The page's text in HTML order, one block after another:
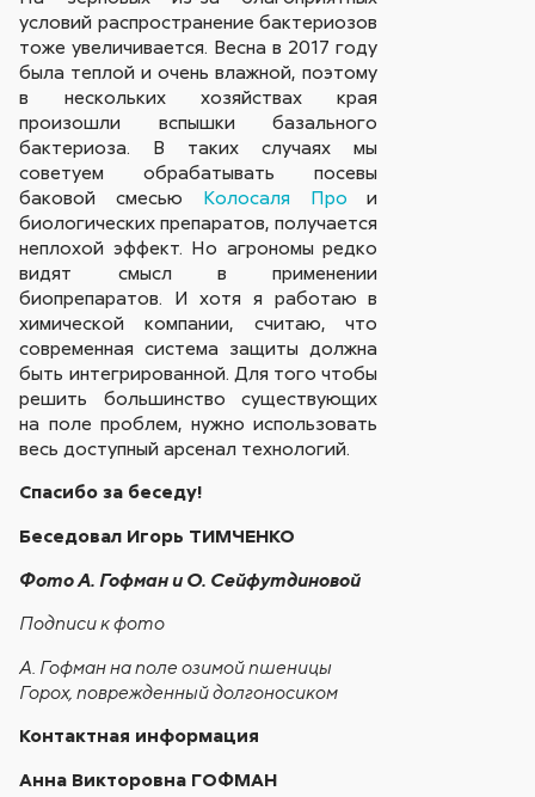
условий распространение бактериозов
тоже увеличивается. Весна в 2017 году
была теплой и очень влажной, поэтому
в нескольких хозяйствах края
произошли вспышки базального
бактериоза. В таких случаях мы
советуем обрабатывать посевы
баковой смесью Колосаля Про и
биологических препаратов, получается
неплохой эффект. Но агрономы редко
видят смысл в применении
биопрепаратов. И хотя я работаю в
химической компании, считаю, что
современная система защиты должна
быть интегрированной. Для того чтобы
решить большинство существующих
на поле проблем, нужно использовать
весь доступный арсенал технологий.
Спасибо за беседу!
Беседовал Игорь ТИМЧЕНКО
Фото А. Гофман и О. Сейфутдиновой
Подписи к фото
А. Гофман на поле озимой пшеницы
Горох, поврежденный долгоносиком
Контактная информация
Анна Викторовна ГОФМАН